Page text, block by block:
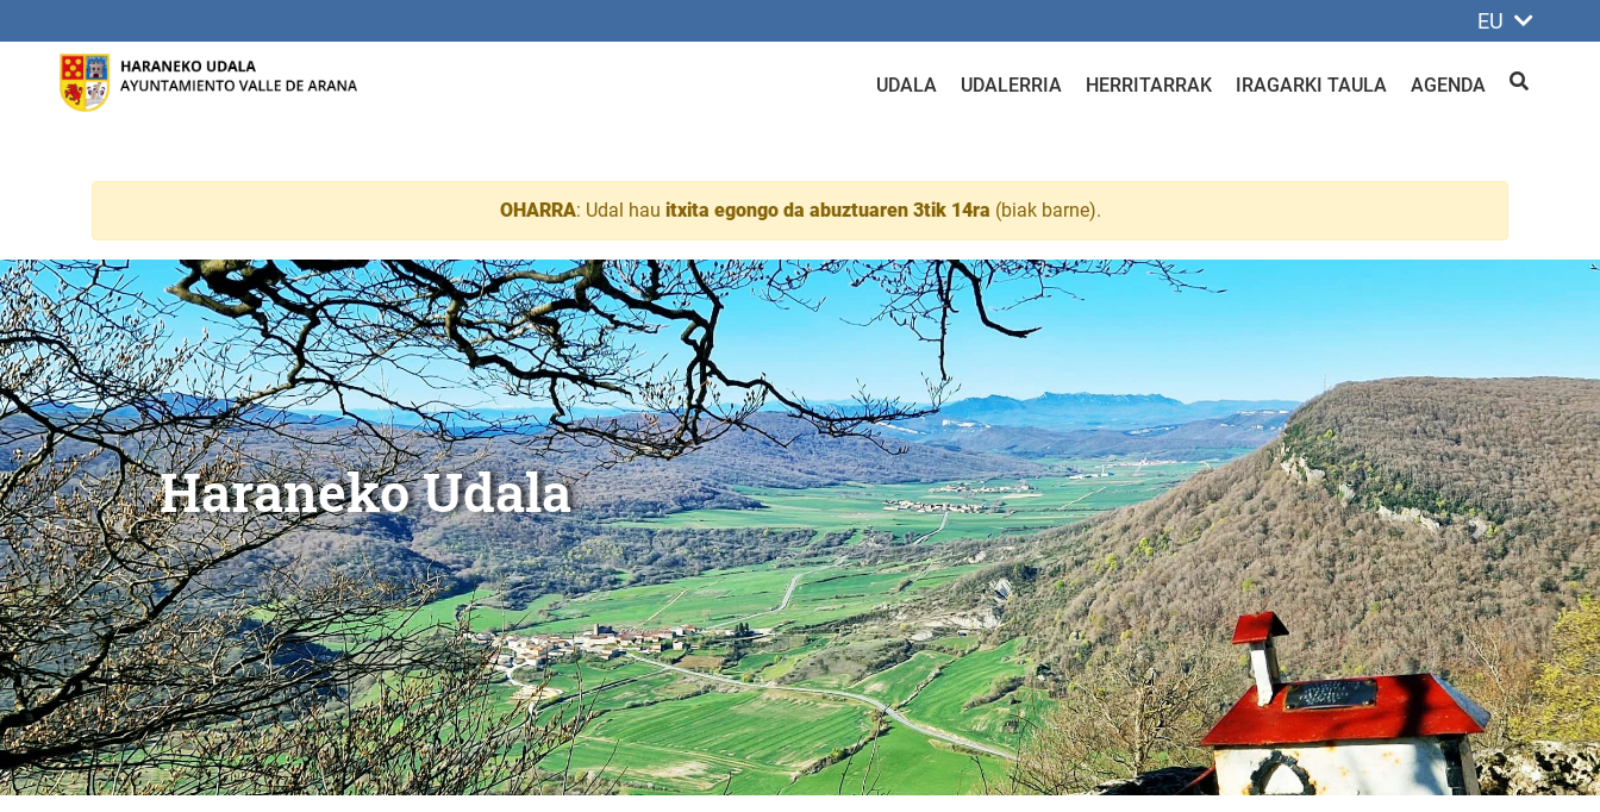
EU
UDALA UDALERRIA HERRITARRAK IRAGARKI TAULA AGENDA BILATU
OHARRA: Udal hau itxita egongo da abuztuaren 3tik 14ra (biak barne).
Haranako Udala
Alda
Anterior Siguiente